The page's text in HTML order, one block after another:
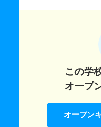
この学
オープ
オープン